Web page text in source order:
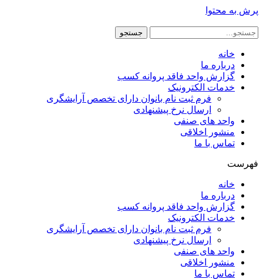
پرش به محتوا
جستجو
خانه
درباره ما
گزارش واحد فاقد پروانه کسب
خدمات الکترونیک
فرم ثبت نام بانوان دارای تخصص آرایشگری
ارسال نرخ پیشنهادی
واحد های صنفی
منشور اخلاقی
تماس با ما
فهرست
خانه
درباره ما
گزارش واحد فاقد پروانه کسب
خدمات الکترونیک
فرم ثبت نام بانوان دارای تخصص آرایشگری
ارسال نرخ پیشنهادی
واحد های صنفی
منشور اخلاقی
تماس با ما